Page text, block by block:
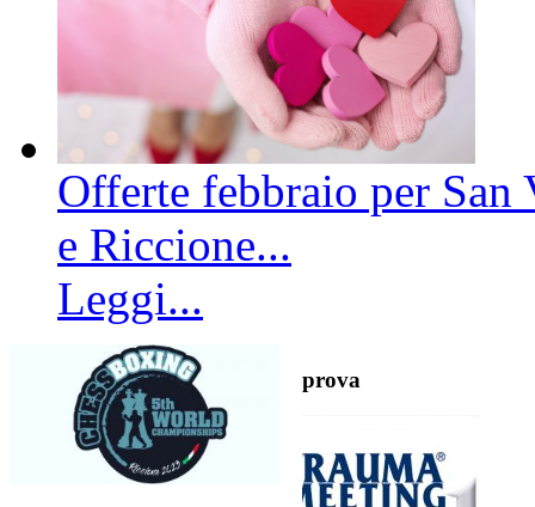
Offerte febbraio per
e Riccione...
Leggi...
prova